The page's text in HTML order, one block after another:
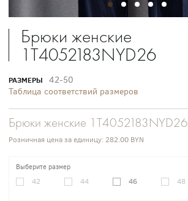
Брюки женские
1T4052183NYD26
РАЗМЕРЫ
42-50
Таблица соответствий размеров
Брюки женские 1T4052183NYD26
Розничная цена за единицу: 282.00 BYN
Выберите размер
42 44 46 48